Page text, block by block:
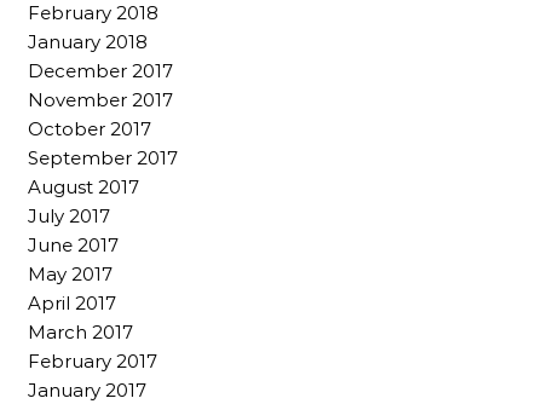
February 2018
January 2018
December 2017
November 2017
October 2017
September 2017
August 2017
July 2017
June 2017
May 2017
April 2017
March 2017
February 2017
January 2017